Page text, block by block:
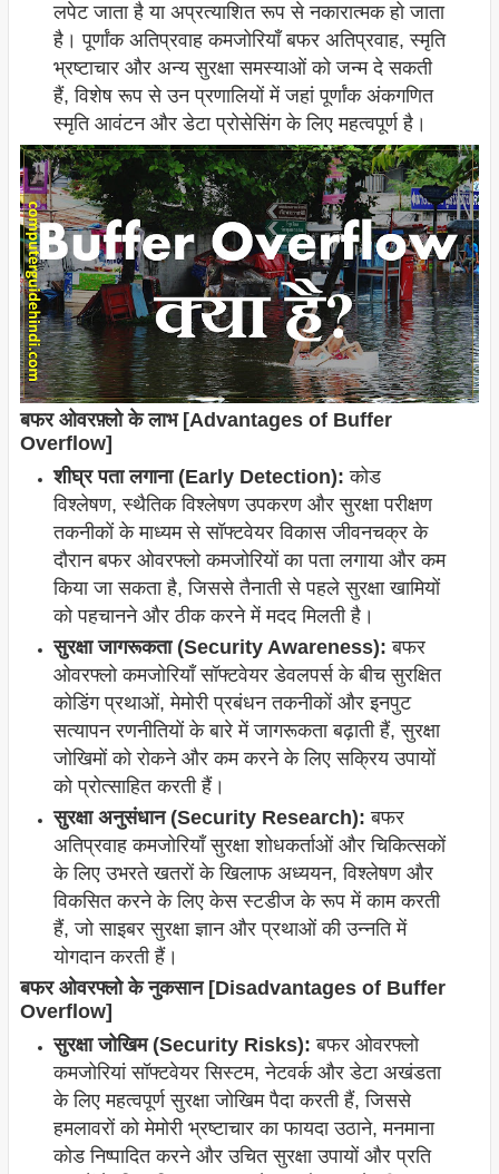
लपेट जाता है या अप्रत्याशित रूप से नकारात्मक हो जाता
है। पूर्णांक अतिप्रवाह कमजोरियाँ बफर अतिप्रवाह, स्मृति
भ्रष्टाचार और अन्य सुरक्षा समस्याओं को जन्म दे सकती
हैं, विशेष रूप से उन प्रणालियों में जहां पूर्णांक अंकगणित
स्मृति आवंटन और डेटा प्रोसेसिंग के लिए महत्वपूर्ण है।
बफर ओवरफ़्लो के लाभ [Advantages of Buffer
Overflow]
शीघ्र पता लगाना (Early Detection): कोड
विश्लेषण, स्थैतिक विश्लेषण उपकरण और सुरक्षा परीक्षण
तकनीकों के माध्यम से सॉफ्टवेयर विकास जीवनचक्र के
दौरान बफर ओवरफ्लो कमजोरियों का पता लगाया और कम
किया जा सकता है, जिससे तैनाती से पहले सुरक्षा खामियों
को पहचानने और ठीक करने में मदद मिलती है।
सुरक्षा जागरूकता (Security Awareness): बफर
ओवरफ्लो कमजोरियाँ सॉफ्टवेयर डेवलपर्स के बीच सुरक्षित
कोडिंग प्रथाओं, मेमोरी प्रबंधन तकनीकों और इनपुट
सत्यापन रणनीतियों के बारे में जागरूकता बढ़ाती हैं, सुरक्षा
जोखिमों को रोकने और कम करने के लिए सक्रिय उपायों
को प्रोत्साहित करती हैं।
सुरक्षा अनुसंधान (Security Research): बफर
अतिप्रवाह कमजोरियाँ सुरक्षा शोधकर्ताओं और चिकित्सकों
के लिए उभरते खतरों के खिलाफ अध्ययन, विश्लेषण और
विकसित करने के लिए केस स्टडीज के रूप में काम करती
हैं, जो साइबर सुरक्षा ज्ञान और प्रथाओं की उन्नति में
योगदान करती हैं।
बफर ओवरफ्लो के नुकसान [Disadvantages of Buffer
Overflow]
सुरक्षा जोखिम (Security Risks): बफर ओवरफ्लो
कमजोरियां सॉफ्टवेयर सिस्टम, नेटवर्क और डेटा अखंडता
के लिए महत्वपूर्ण सुरक्षा जोखिम पैदा करती हैं, जिससे
हमलावरों को मेमोरी भ्रष्टाचार का फायदा उठाने, मनमाना
कोड निष्पादित करने और उचित सुरक्षा उपायों और प्रति